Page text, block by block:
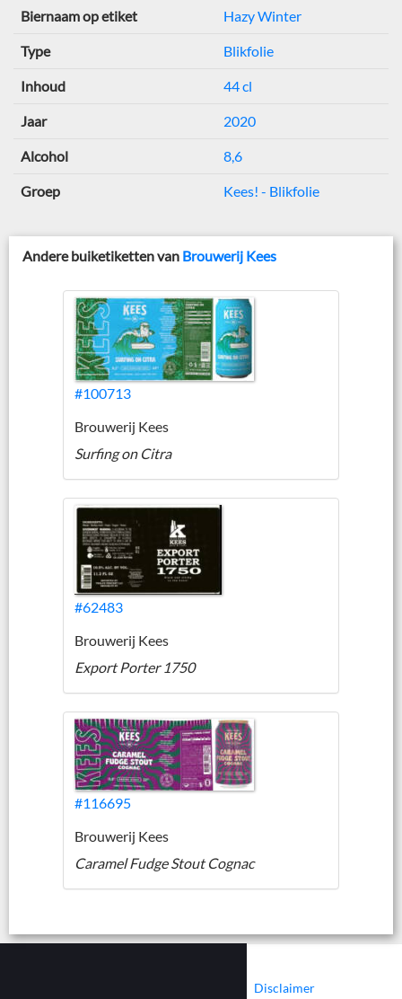
Biernaam op etiket Hazy Winter
Type Blikfolie
Inhoud 44 cl
Jaar 2020
Alcohol 8,6
Groep Kees! - Blikfolie
Andere buiketiketten van Brouwerij Kees
#100713
Brouwerij Kees
Surfing on Citra
#62483
Brouwerij Kees
Export Porter 1750
#116695
Brouwerij Kees
Caramel Fudge Stout Cognac
Disclaimer